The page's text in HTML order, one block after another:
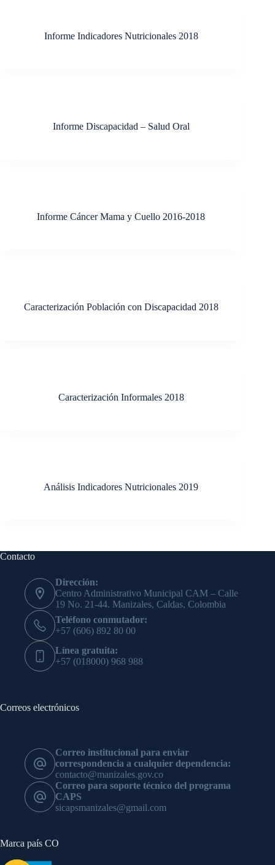
Informe Indicadores Nutricionales 2018
Informe Discapacidad – Salud Oral
Informe Cáncer Mama y Cuello 2016-2018
Caracterización Población con Discapacidad 2018
Caracterización Informales 2018
Análisis Indicadores Nutricionales 2019
Contacto
Dirección:
Centro Administrativo Municipal CAM – Calle
19 No. 21-44. Manizales, Caldas, Colombia
Teléfono conmutador:
+57 (606) 892 80 00
Línea gratuita:
+57 (018000) 968 988
Correos electrónicos
Correo institucional para enviar
correspondencia a cualquier dependencia:
contacto@manizales.gov.co
Correo para soporte técnico del programa
CAPS
sicapsmanizales@gmail.com
Marca país CO